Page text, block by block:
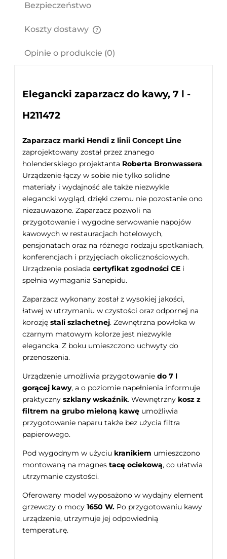
Bezpieczeństwo
Koszty dostawy
Opinie o produkcie (0)
Elegancki zaparzacz do kawy, 7 l -
H211472
Zaparzacz marki Hendi z linii Concept Line
zaprojektowany został przez znanego
holenderskiego projektanta Roberta Bronwassera.
Urządzenie łączy w sobie nie tylko solidne
materiały i wydajność ale także niezwykle
elegancki wygląd, dzięki czemu nie pozostanie ono
niezauważone. Zaparzacz pozwoli na
przygotowanie i wygodne serwowanie napojów
kawowych w restauracjach hotelowych,
pensjonatach oraz na różnego rodzaju spotkaniach,
konferencjach i przyjęciach okolicznościowych.
Urządzenie posiada certyfikat zgodności CE i
spełnia wymagania Sanepidu.
Zaparzacz wykonany został z wysokiej jakości,
łatwej w utrzymaniu w czystości oraz odpornej na
korozję stali szlachetnej. Zewnętrzna powłoka w
czarnym matowym kolorze jest niezwykle
elegancka. Z boku umieszczono uchwyty do
przenoszenia.
Urządzenie umożliwia przygotowanie do 7 l
gorącej kawy, a o poziomie napełnienia informuje
praktyczny szklany wskaźnik. Wewnętrzny kosz z
filtrem na grubo mieloną kawę umożliwia
przygotowanie naparu także bez użycia filtra
papierowego.
Pod wygodnym w użyciu kranikiem umieszczono
montowaną na magnes tacę ociekową, co ułatwia
utrzymanie czystości.
Oferowany model wyposażono w wydajny element
grzewczy o mocy 1650 W. Po przygotowaniu kawy
urządzenie, utrzymuje jej odpowiednią
temperaturę.